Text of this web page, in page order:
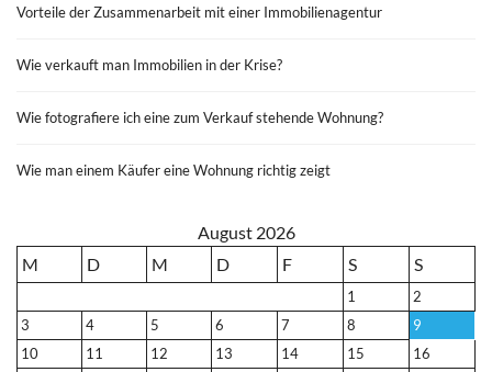
Vorteile der Zusammenarbeit mit einer Immobilienagentur
Wie verkauft man Immobilien in der Krise?
Wie fotografiere ich eine zum Verkauf stehende Wohnung?
Wie man einem Käufer eine Wohnung richtig zeigt
August 2026
M
D M D F S S
1
2
3
4 5 6 7 8
9
10
11 12 13 14 15
16